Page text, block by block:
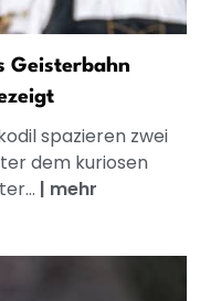
Geisterbahn
spazieren zwei
dem kuriosen
| mehr